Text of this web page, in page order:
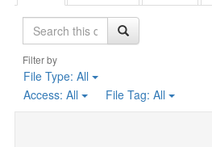
Search
Filter by
File Type: All
Access: All File Tag: All